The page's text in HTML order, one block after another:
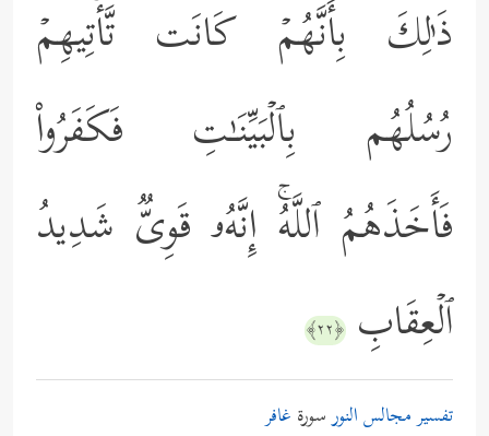
ذَ ٰ⁠لِكَ بِأَنَّهُمۡ كَانَت تَّأۡتِیهِمۡ
رُسُلُهُم بِٱلۡبَیِّنَـٰتِ فَكَفَرُواْ
فَأَخَذَهُمُ ٱللَّهُۚ إِنَّهُۥ قَوِیࣱّ شَدِیدُ
ٱلۡعِقَابِ ﴿٢٢﴾
تفسير مجالس النورسورة غافر